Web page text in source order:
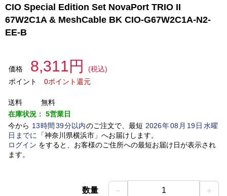
CIO Special Edition Set NovaPort TRIO II
67W2C1A & MeshCable BK CIO-G67W2C1A-N2-
EE-B
価格 8,311円
(税込)
ポイント
0ポイント還元
送料
無料
在庫状況： 5営業日
今から 13時間 39分以内のご注文で、最短 2026年08 月 19日水曜
日 までに 「神奈川県横浜市」 へお届けします。
ログイン をすると、お客様のご住所への最短お届け日が表示され
ます。
数量 － 1 ＋